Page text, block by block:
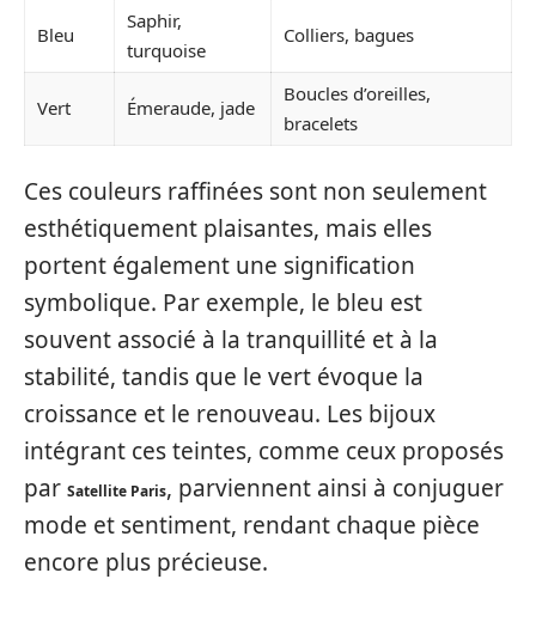
Bleu
Saphir,
turquoise
Colliers, bagues
Vert Émeraude, jade
Boucles d’oreilles,
bracelets
Ces couleurs raffinées sont non seulement
esthétiquement plaisantes, mais elles
portent également une signification
symbolique. Par exemple, le bleu est
souvent associé à la tranquillité et à la
stabilité, tandis que le vert évoque la
croissance et le renouveau. Les bijoux
intégrant ces teintes, comme ceux proposés
par Satellite Paris, parviennent ainsi à conjuguer
mode et sentiment, rendant chaque pièce
encore plus précieuse.